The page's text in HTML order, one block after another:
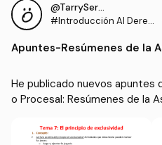
@TarrySergio123
#Introducción Al Derec
Apuntes-Resúmenes de la
He publicado nuevos apuntes
o Procesal: Resúmenes de la